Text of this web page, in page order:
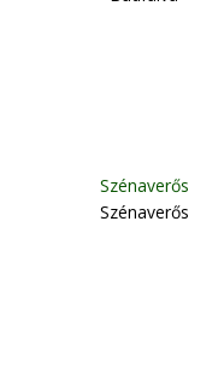
Szénaverős
Szénaverős